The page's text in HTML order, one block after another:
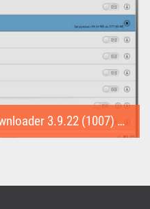
MediaHuman YouTube Downloader 3.9.22 (1007) (Repack & Portable)